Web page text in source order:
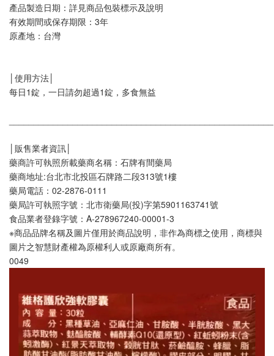
產品製造日期：詳見商品包裝標示及說明
有效期間或保存期限：3年
原產地：台灣
│使用方法│
每日1錠，一日請勿超過1錠，多食無益
│販售業者資訊│
藥商許可執照所載藥商名稱：石牌有間藥局
藥商地址:台北市北投區石牌路二段313號1樓
藥局電話：02-2876-0111
藥局許可執照字號：北市衛藥局(投)字第5901163741號
食品業者登錄字號：A-278967240-00001-3
※商品品牌名稱及圖片僅用於商品說明，非作為商標之使用，商標與
圖片之智慧財產權為原權利人或原廠商所有。
0049